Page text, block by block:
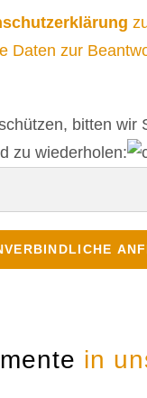
Daten zur
bitten wir
zu wiederholen:
in